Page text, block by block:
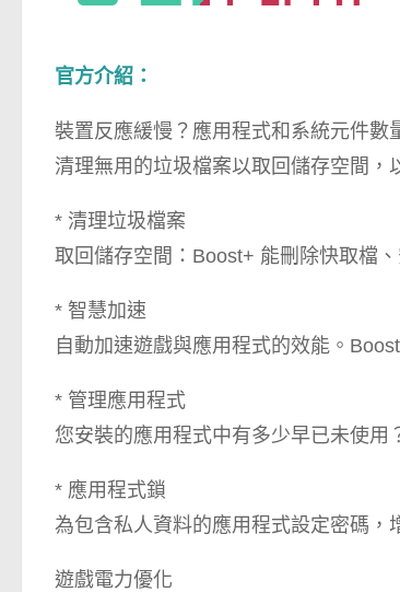
官方介紹：
裝置反應緩慢？應用程式和系統元件
清理無用的垃圾檔案以取回儲存空間，
* 清理垃圾檔案
取回儲存空間：Boost+ 能刪除快取檔
* 智慧加速
自動加速遊戲與應用程式的效能。
* 管理應用程式
您安裝的應用程式中有多少早已未使用
* 應用程式鎖
為包含私人資料的應用程式設定密碼，
遊戲電力優化